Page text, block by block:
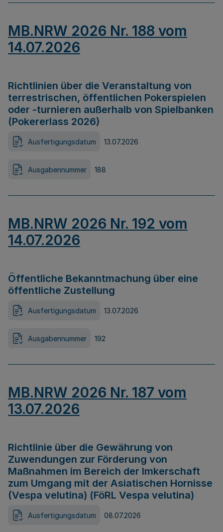
MB.NRW 2026 Nr. 188 vom
14.07.2026
Richtlinien über die Veranstaltung von
terrestrischen, öffentlichen Pokerspielen
oder -turnieren außerhalb von Spielbanken
(Pokererlass 2026)
Ausfertigungsdatum 13.07.2026
Ausgabennummer 188
MB.NRW 2026 Nr. 192 vom
14.07.2026
Öffentliche Bekanntmachung über eine
öffentliche Zustellung
Ausfertigungsdatum 13.07.2026
Ausgabennummer 192
MB.NRW 2026 Nr. 187 vom
13.07.2026
Richtlinie über die Gewährung von
Zuwendungen zur Förderung von
Maßnahmen im Bereich der Imkerschaft
zum Umgang mit der Asiatischen Hornisse
(Vespa velutina) (FöRL Vespa velutina)
Ausfertigungsdatum 08.07.2026